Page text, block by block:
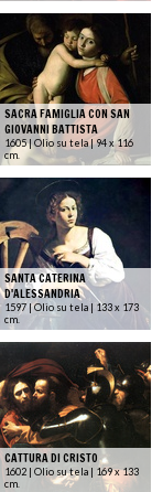
SACRA FAMIGLIA CON SAN
GIOVANNI BATTISTA
1605 | Olio su tela | 94 x 116
cm.
SANTA CATERINA
D'ALESSANDRIA
1597 | Olio su tela | 133 x 173
cm.
CATTURA DI CRISTO
1602 | Olio su tela | 169 x 133
cm.